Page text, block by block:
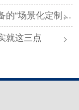
制”，才是破局关键
就这三点